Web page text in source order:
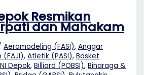
Resmikan
dan Mahakam
Aeromodeling (FASI),Anggar
(FAJI),Atletik (PASI),Basket
Depok,Billiard (POBSI),Binaraga &